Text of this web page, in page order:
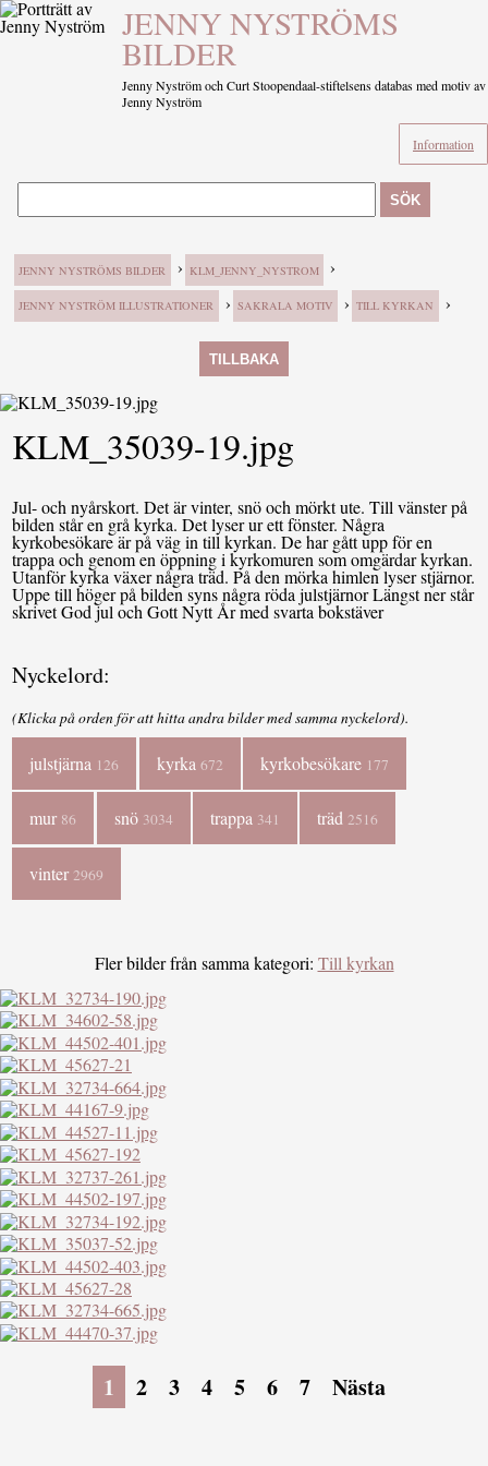
JENNY NYSTRÖMS
BILDER
Jenny Nyström och Curt Stoopendaal-stiftelsens databas med motiv av
Jenny Nyström
Information
SÖK
JENNY NYSTRÖMS BILDER › KLM_JENNY_NYSTROM ›
JENNY NYSTRÖM ILLUSTRATIONER › SAKRALA MOTIV › TILL KYRKAN ›
TILLBAKA
KLM_35039-19.jpg
Jul- och nyårskort. Det är vinter, snö och mörkt ute. Till vänster på
bilden står en grå kyrka. Det lyser ur ett fönster. Några
kyrkobesökare är på väg in till kyrkan. De har gått upp för en
trappa och genom en öppning i kyrkomuren som omgärdar kyrkan.
Utanför kyrka växer några träd. På den mörka himlen lyser stjärnor.
Uppe till höger på bilden syns några röda julstjärnor Längst ner står
skrivet God jul och Gott Nytt År med svarta bokstäver
Nyckelord:
(Klicka på orden för att hitta andra bilder med samma nyckelord).
julstjärna 126 kyrka 672 kyrkobesökare 177
mur 86 snö 3034 trappa 341 träd 2516
vinter 2969
Fler bilder från samma kategori: Till kyrkan
1 2 3 4 5 6 7 Nästa